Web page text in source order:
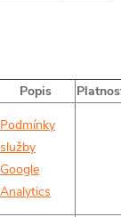
Popis
Podmínky
služby
Google
Analytics